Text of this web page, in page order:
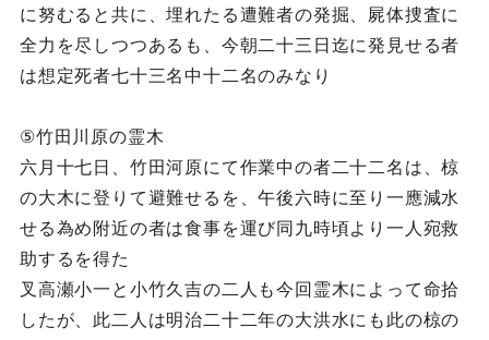
に努むると共に、埋れたる遭難者の発掘、屍体捜査に
全力を尽しつつあるも、今朝二十三日迄に発見せる者
は想定死者七十三名中十二名のみなり
⑤竹田川原の霊木
六月十七日、竹田河原にて作業中の者二十二名は、椋
の大木に登りて避難せるを、午後六時に至り一應減水
せる為め附近の者は食事を運び同九時頃より一人宛救
助するを得た
叉高瀬小一と小竹久吉の二人も今回霊木によって命拾
したが、此二人は明治二十二年の大洪水にも此の椋の